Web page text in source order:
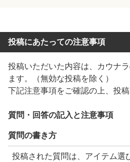
投稿にあたっての注意事項
投稿いただいた内容は、 カウナラ
ます。（無効な投稿を除く）
下記注意事項をご確認の上、投稿
質問・回答の記入と注意事項
質問の書き方
投稿された質問は、アイテム選